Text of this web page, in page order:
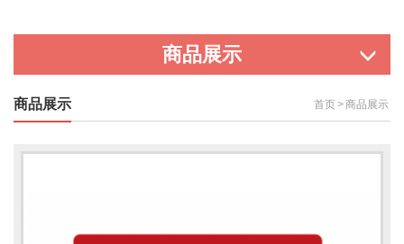
商品展示
商品展示 首页>商品展示